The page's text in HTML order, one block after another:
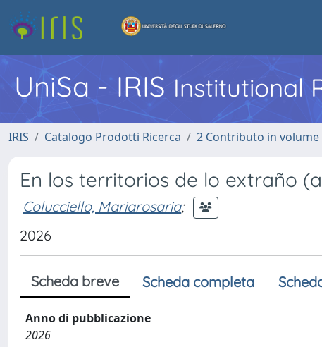
UniSa - IRIS Institutional
IRIS Catalogo Prodotti Ricerca 2 Contributo in
En los territorios de lo extraño
Colucciello, Mariarosaria;
2026
Scheda breve Scheda completa
Anno di pubblicazione
2026